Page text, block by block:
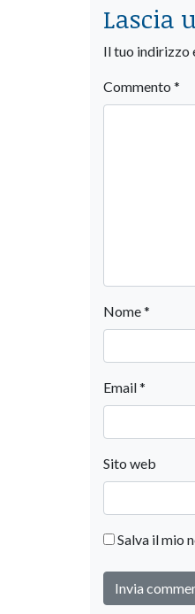
Lascia
Il tuo indirizzo
Commento *
Nome*
Email*
Sito web
Salva il mio